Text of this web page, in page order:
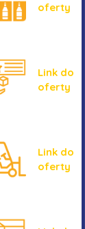
oferty
Link do
oferty
Link do
oferty